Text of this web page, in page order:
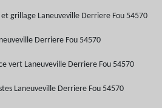
grillage Laneuveville Derriere Fou 54570
Derriere Fou 54570
vert Laneuveville Derriere Fou 54570
Laneuveville Derriere Fou 54570